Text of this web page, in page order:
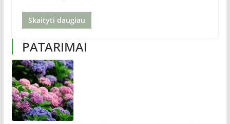
Skaityti daugiau
PATARIMAI